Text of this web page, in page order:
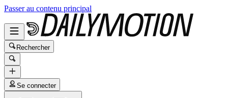
Passer au contenu principal
Rechercher
Se connecter